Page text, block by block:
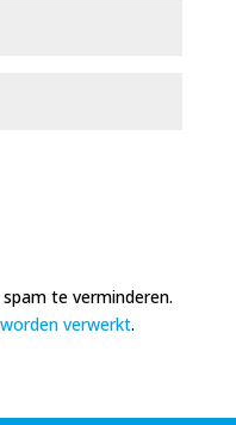
te verminderen.
verwerkt.